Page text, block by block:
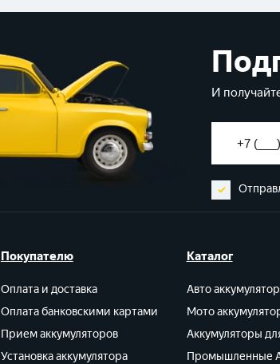
И
Покупателю
Оплата и доставка
Оплата банковскими картами
Прием аккумуляторов
Установка аккумулятора
Каталог
Авто
Мото
Аккумуляторы
Промышленные